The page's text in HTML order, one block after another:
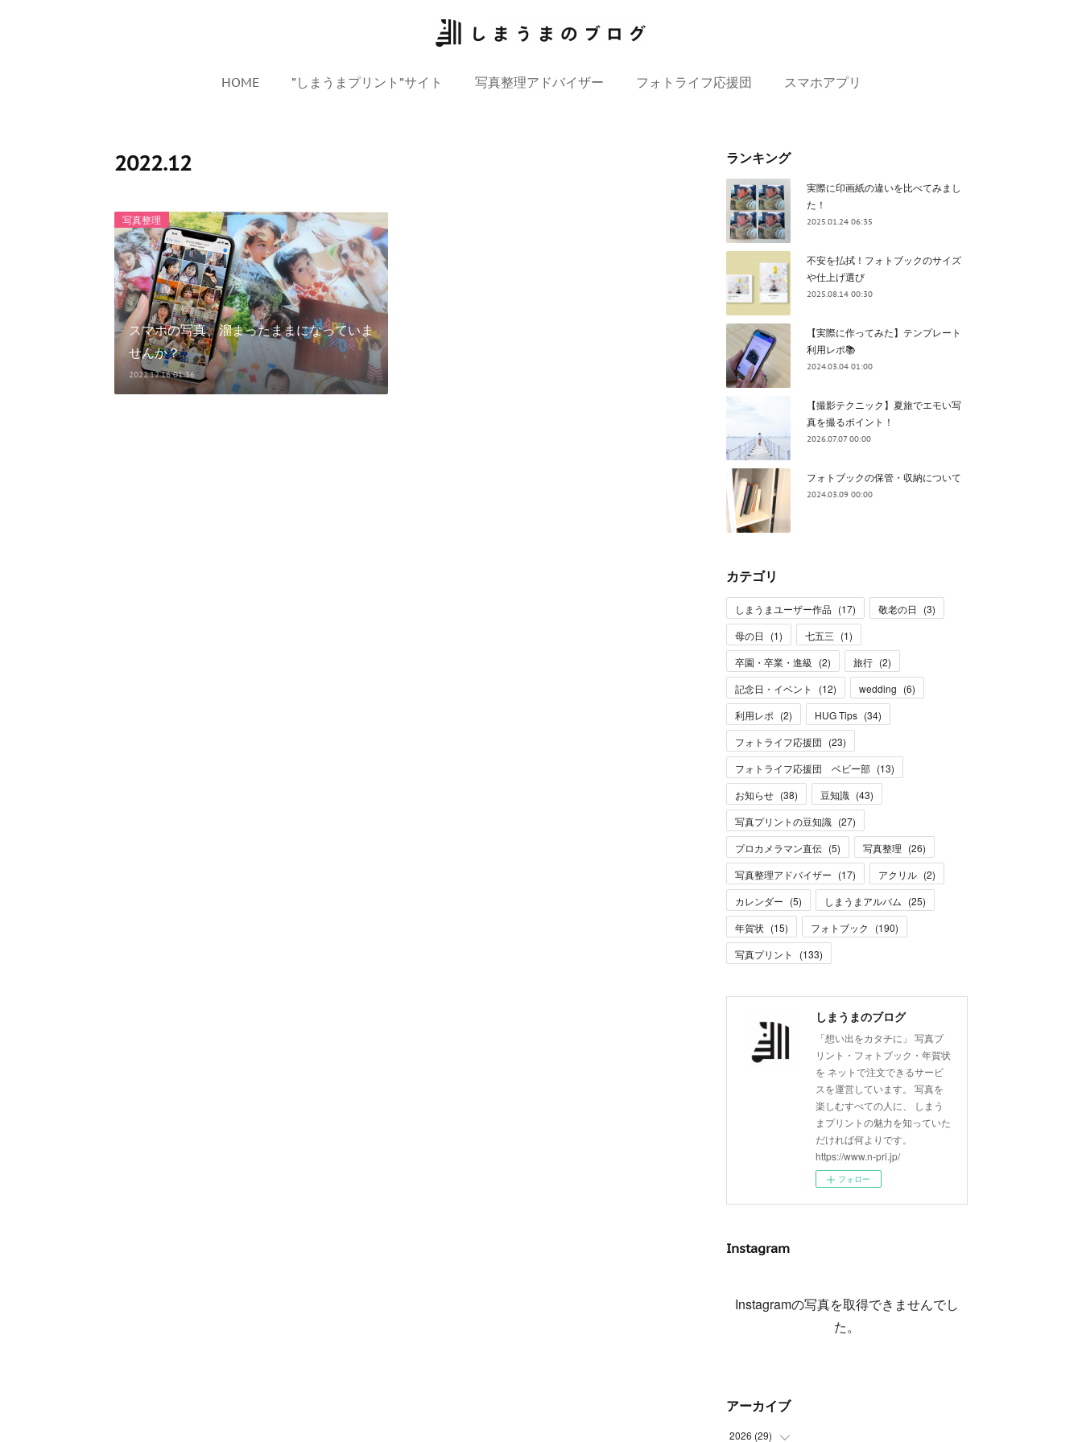
HOME ”しまうまプリント”サイト 写真整理アドバイザー フォトライフ応援団 スマホアプリ
2022.12
写真整理
スマホの写真、溜まったままになっていま
せんか？
2022.12.16 01:36
ランキング
実際に印画紙の違いを比べてみまし
た！
2025.01.24 06:35
不安を払拭！フォトブックのサイズ
や仕上げ選び
2025.08.14 00:30
【実際に作ってみた】テンプレート
利用レポ📚
2024.03.04 01:00
【撮影テクニック】夏旅でエモい写
真を撮るポイント！
2026.07.07 00:00
フォトブックの保管・収納について
2024.03.09 00:00
カテゴリ
しまうまユーザー作品 (17) 敬老の日 (3)
母の日
(1) 七五三 (1)
卒園・卒業・進級 (2) 旅行 (2)
記念日・イベント
(12) wedding (6)
利用レポ (2) HUG Tips (34)
フォトライフ応援団 (23)
フォトライフ応援団 ベビー部 (13)
お知らせ (38) 豆知識 (43)
写真プリントの豆知識 (27)
プロカメラマン直伝 (5) 写真整理 (26)
写真整理アドバイザー (17) アクリル (2)
カレンダー (5) しまうまアルバム (25)
年賀状 (15) フォトブック (190)
写真プリント
(133)
しまうまのブログ
「想い出をカタチに」 写真プ
リント・フォトブック・年賀状
を ネットで注文できるサービ
スを運営しています。 写真を
楽しむすべての人に、 しまう
まプリントの魅力を知っていた
だければ何よりです。
https://www.n-pri.jp/
フォロー
Instagram
Instagramの写真を取得できませんでし
た。
アーカイブ
2026 (29)